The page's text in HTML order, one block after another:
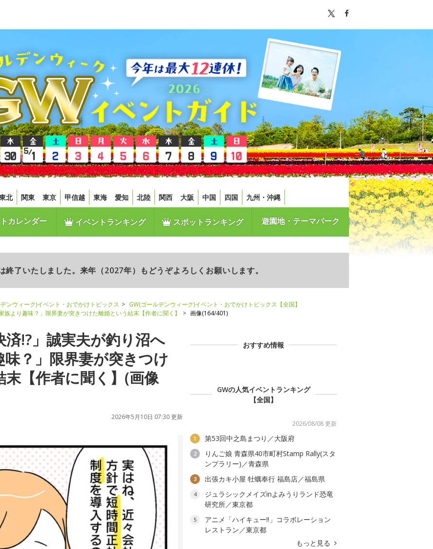
北 関東 東京 甲信越 東海 愛知 北陸 関西 大阪 中国 四国 九州・沖縄
カレンダー イベントランキング スポットランキング 遊園地・テーマパーク
終了いたしました。来年（2027年）もどうぞよろしくお願いします。
ンウィーク)イベント・おでかけトピックス
GW(ゴールデンウィーク)イベント・おでかけトピックス【全国】
より趣味？」限界妻が突きつけた離婚という結末【作者に聞く】
画像(164/401)
済!?」誠実夫が釣り沼へ
？」限界妻が突きつけ
【作者に聞く】(画像
2026年5月10日 07:30 更新
おすすめ情報
GWの人気イベントランキング
【全国】
2026/08/08 更新
1 第53回中之島まつり／大阪府
2
りんご娘 青森県40市町村Stamp Rally(スタ
ンプラリー)／青森県
3 出張カキ小屋 牡蠣奉行 福島店／福島県
4
ジュラシックメイズinよみうりランド恐竜
研究所／東京都
5
アニメ「ハイキュー!!」コラボレーション
レストラン／東京都
もっと見る